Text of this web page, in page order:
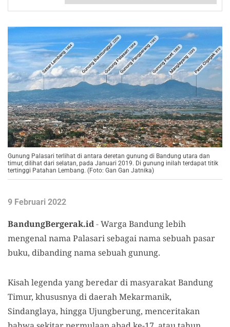
Gunung Palasari terlihat di antara deretan gunung di Bandung utara dan
timur, dilihat dari selatan, pada Januari 2019. Di gunung inilah terdapat titik
tertinggi Patahan Lembang. (Foto: Gan Gan Jatnika)
9 Februari 2022
BandungBergerak.id-Warga Bandung lebih
mengenal nama Palasari sebagai nama sebuah pasar
buku, dibanding nama sebuah gunung.
Kisah legenda yang beredar di masyarakat Bandung
Timur, khususnya di daerah Mekarmanik,
Sindanglaya, hingga Ujungberung, menceritakan